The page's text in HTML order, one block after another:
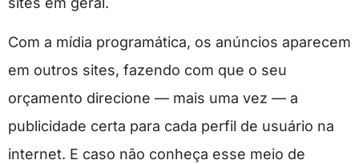
Com a mídia programática, os anúncios aparecem
em outros sites, fazendo com que o seu
orçamento direcione — mais uma vez — a
publicidade certa para cada perfil de usuário na
internet. E caso não conheça esse meio de